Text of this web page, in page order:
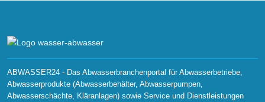
ABWASSER24 - Das Abwasserbranchenportal für Abwasserbetriebe,
Abwasserprodukte (Abwasserbehälter, Abwasserpumpen,
Abwasserschächte, Kläranlagen) sowie Service und Dienstleistungen